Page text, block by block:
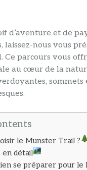
d’aventure et de
laissez-nous vous
. Ce parcours vous
au cœur de la
sommets
le Munster Trail ?
en détail
se préparer pour le